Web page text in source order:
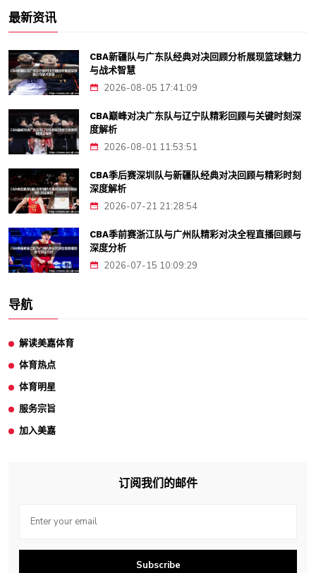
最新资讯
CBA新疆队与广东队经典对决回顾分析展现篮球魅力
与战术智慧
2026-08-05 17:41:09
CBA巅峰对决广东队与辽宁队精彩回顾与关键时刻深
度解析
2026-08-01 11:53:51
CBA季后赛深圳队与新疆队经典对决回顾与精彩时刻
深度解析
2026-07-21 21:28:54
CBA季前赛浙江队与广州队精彩对决全程直播回顾与
深度分析
2026-07-15 10:09:29
导航
解读美嘉体育
体育热点
体育明星
服务宗旨
加入美嘉
订阅我们的邮件
Subscribe